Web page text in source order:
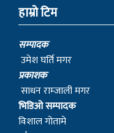
हाम्रो टिम
सम्पादक
उमेश घर्ति मगर
प्रकाशक
साधन राम्जाली मगर
भिडिओ सम्पादक
विशाल गोतामे